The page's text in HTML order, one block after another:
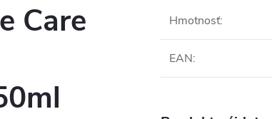
Care
Hmotnosť:
EAN: